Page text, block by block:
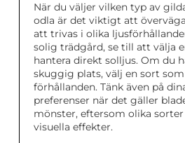
När du väljer vilken typ av
odla är det viktigt att
att trivas i olika
solig trädgård, se till att välja
hantera direkt solljus. Om du
skuggig plats, välj en sort som
förhållanden. Tänk även på
preferenser när det gäller
mönster, eftersom olika
visuella effekter.